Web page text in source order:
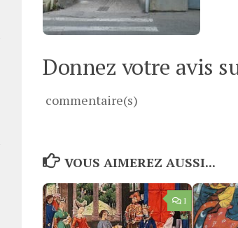
Donnez votre avis
commentaire(s)
VOUS AIMEREZ AUSSI...
1